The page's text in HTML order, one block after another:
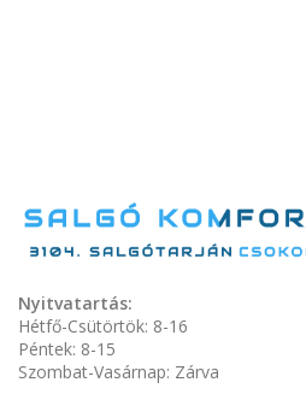
Nyitvatartás:
Hétfő-Csütörtök: 8-16
Péntek: 8-15
Szombat-Vasárnap: Zárva